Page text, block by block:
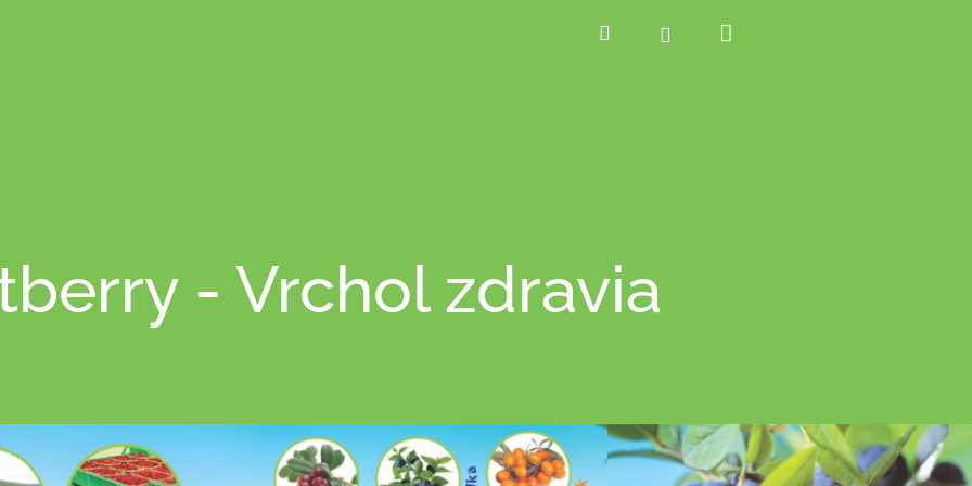
Hľadať Prihlásenie
- Vrchol zdravia